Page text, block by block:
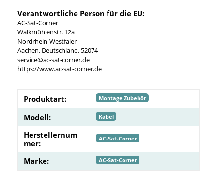
Verantwortliche Person für die EU:
AC-Sat-Corner
Walkmühlenstr. 12a
Nordrhein-Westfalen
Aachen, Deutschland, 52074
service@ac-sat-corner.de
https://www.ac-sat-corner.de
Produktart: Montage Zubehör
Modell: Kabel
Herstellernum
mer:
AC-Sat-Corner
Marke: AC-Sat-Corner